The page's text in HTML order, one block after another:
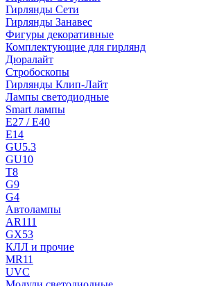
Гирлянды Сети
Гирлянды Занавес
Фигуры декоративные
Комплектующие для гирлянд
Дюралайт
Стробоскопы
Гирлянды Клип-Лайт
Лампы светодиодные
Smart лампы
E27 / E40
E14
GU5.3
GU10
T8
G9
G4
Автолампы
AR111
GX53
КЛЛ и прочие
MR11
UVC